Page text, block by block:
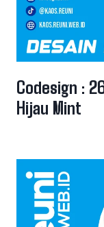
Codesign :
Hijau Mint